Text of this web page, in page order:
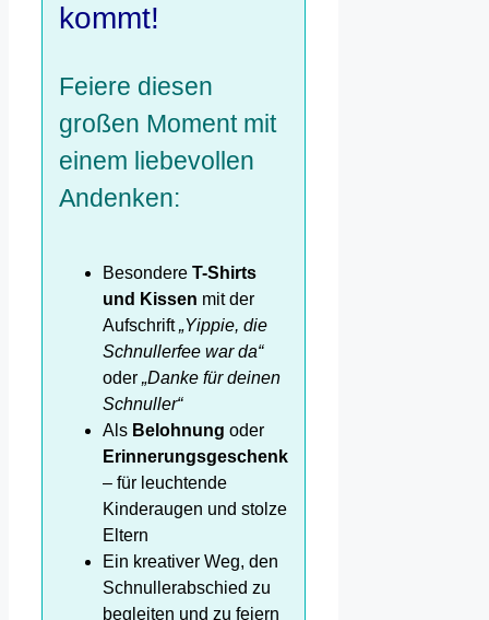
kommt!
Feiere diesen
großen Moment mit
einem liebevollen
Andenken:
Besondere T-Shirts
und Kissen mit der
Aufschrift„Yippie, die
Schnullerfee war da“
oder „Danke für deinen
Schnuller“
Als Belohnung oder
Erinnerungsgeschenk
– für leuchtende
Kinderaugen und stolze
Eltern
Ein kreativer Weg, den
Schnullerabschied zu
begleiten und zu feiern